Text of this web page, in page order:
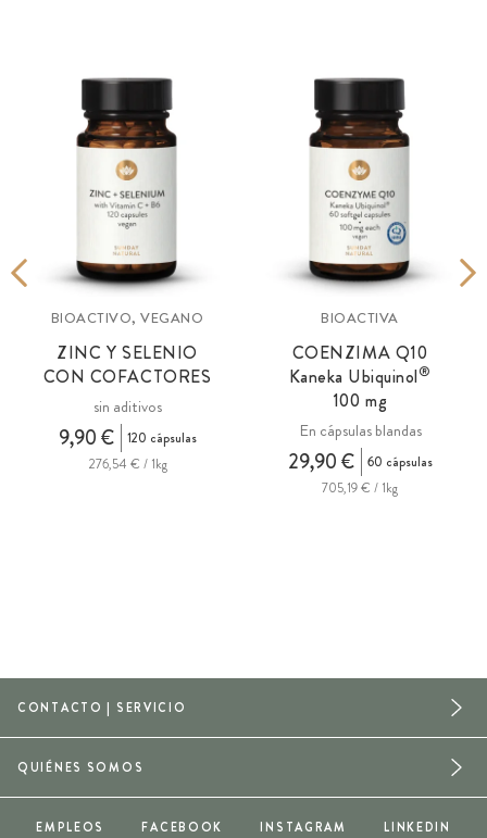
BIOACTIVO, VEGANO
ZINC Y SELENIO
CON COFACTORES
sin aditivos
9,90 €
120 cápsulas
276,54 € / 1kg
BIOACTIVA
COENZIMA Q10
Kaneka Ubiquinol®
100 mg
En cápsulas blandas
29,90 €
60 cápsulas
705,19 € / 1kg
CONTACTO | SERVICIO
QUIÉNES SOMOS
EMPLEOS FACEBOOK INSTAGRAM LINKEDIN